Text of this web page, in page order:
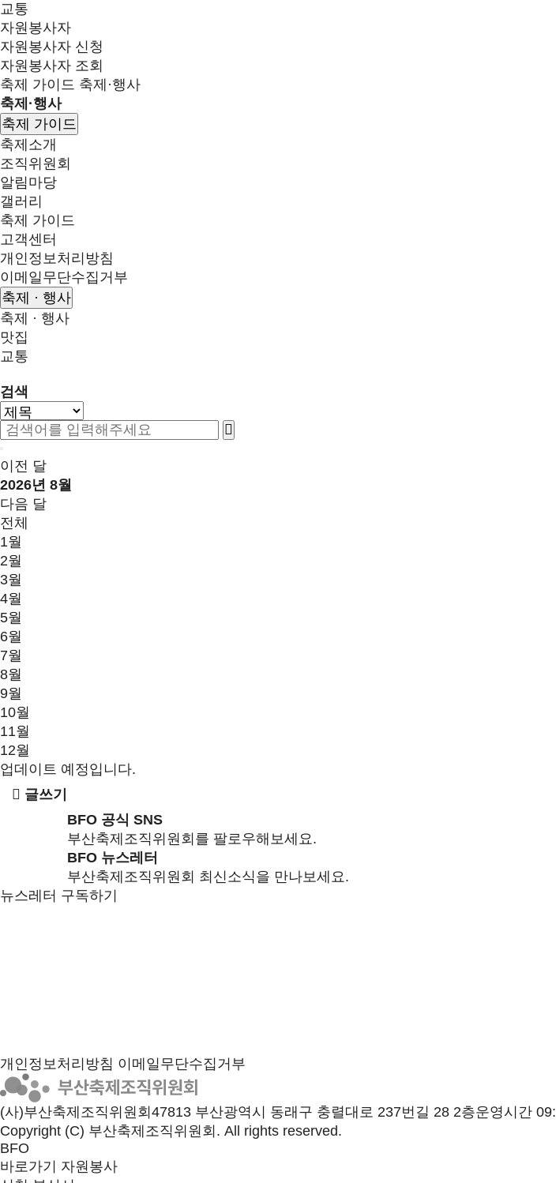
교통
자원봉사자
자원봉사자 신청
자원봉사자 조회
축제 가이드 축제·행사
축제·행사
축제 가이드
축제소개
조직위원회
알림마당
갤러리
축제 가이드
고객센터
개인정보처리방침
이메일무단수집거부
축제 · 행사
축제 · 행사
맛집
교통
검색
이전 달
2026년 8월
다음 달
전체
1월
2월
3월
4월
5월
6월
7월
8월
9월
10월
11월
12월
업데이트 예정입니다.
글쓰기
BFO 공식 SNS
부산축제조직위원회를 팔로우해보세요.
BFO 뉴스레터
부산축제조직위원회 최신소식을 만나보세요.
뉴스레터 구독하기
개인정보처리방침 이메일무단수집거부
(사)부산축제조직위원회 47813 부산광역시 동래구 충렬대로 237번길 28 2층운영시간
Copyright (C) 부산축제조직위원회. All rights reserved.
BFO
바로가기
자원봉사